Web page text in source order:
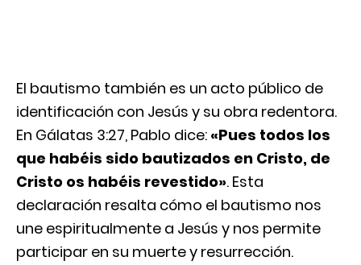
El bautismo también es un acto público de
identificación con Jesús y su obra redentora.
En Gálatas 3:27, Pablo dice: «Pues todos los
que habéis sido bautizados en Cristo, de
Cristo os habéis revestido». Esta
declaración resalta cómo el bautismo nos
une espiritualmente a Jesús y nos permite
participar en su muerte y resurrección.